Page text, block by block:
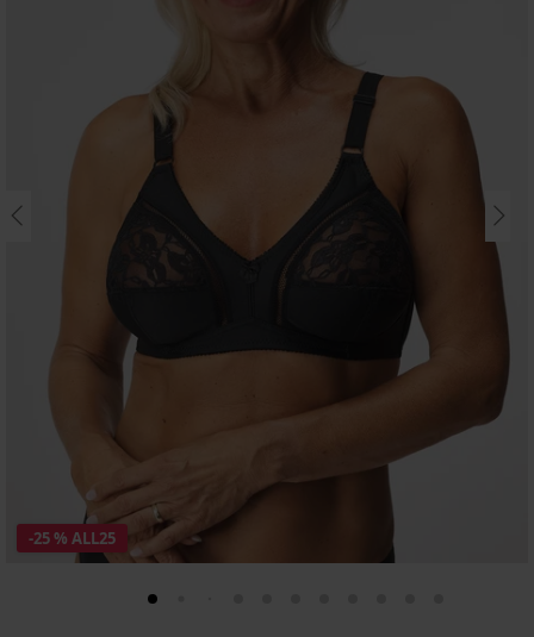
-25 % ALL25